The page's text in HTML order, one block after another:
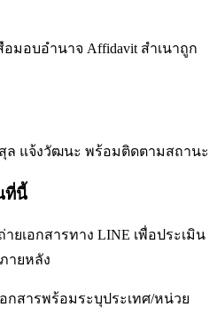
มอบอำนาจ Affidavit สำเนาถูก
ล แจ้งวัฒนะ พร้อมติดตามสถานะ
ที่นี้
ยเอกสารทาง LINE เพื่อประเมิน
ายหลัง
กสารพร้อมระบุประเทศ/หน่วย